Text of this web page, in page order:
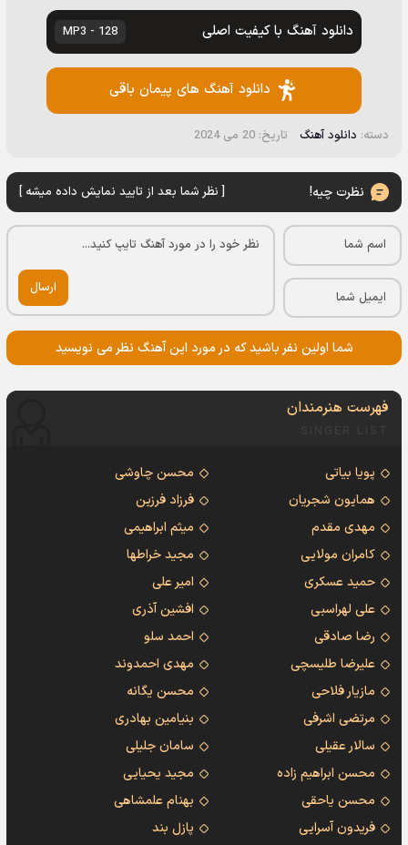
دانلود آهنگ با کیفیت اصلی 128 - MP3
دانلود آهنگ های پیمان باقی
دسته: دانلود آهنگ تاریخ: 20 می 2024
نظرت چیه! [ نظر شما بعد از تایید نمایش داده میشه ]
ارسال
شما اولین نفر باشید که در مورد این آهنگ نظر می نویسید
فهرست هنرمندان
پویا بیاتی
محسن چاوشی
همایون شجریان
فرزاد فرزین
مهدی مقدم
میثم ابراهیمی
کامران مولایی
مجید خراطها
حمید عسکری
امیر علی
علی لهراسبی
افشین آذری
رضا صادقی
احمد سلو
علیرضا طلیسچی
مهدی احمدوند
مازیار فلاحی
محسن یگانه
مرتضی اشرفی
بنیامین بهادری
سالار عقیلی
سامان جلیلی
محسن ابراهیم زاده
مجید یحیایی
محسن یاحقی
بهنام علمشاهی
فریدون آسرایی
پازل بند